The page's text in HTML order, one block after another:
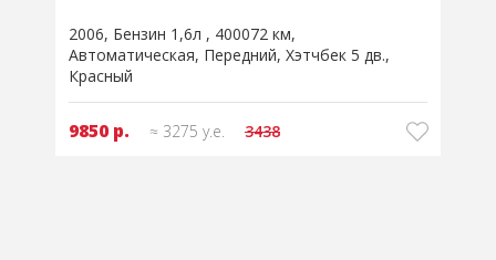
2006 Бензин 1,6л
400072 км
Автоматическая Передний Хэтчбек 5 дв.
Красный
9850 р. ≈ 3275 у.е. 3438